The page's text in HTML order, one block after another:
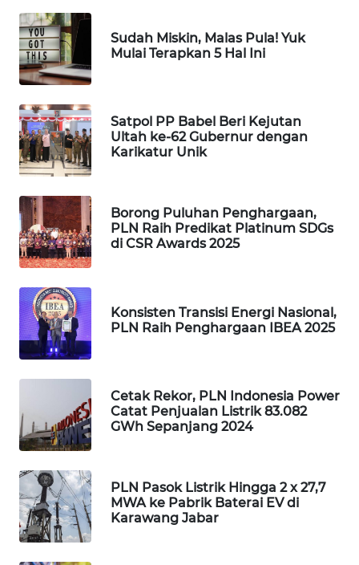
Sudah Miskin, Malas Pula! Yuk
Mulai Terapkan 5 Hal Ini
Satpol PP Babel Beri Kejutan
Ultah ke-62 Gubernur dengan
Karikatur Unik
Borong Puluhan Penghargaan,
PLN Raih Predikat Platinum SDGs
di CSR Awards 2025
Konsisten Transisi Energi Nasional,
PLN Raih Penghargaan IBEA 2025
Cetak Rekor, PLN Indonesia Power
Catat Penjualan Listrik 83.082
GWh Sepanjang 2024
PLN Pasok Listrik Hingga 2 x 27,7
MWA ke Pabrik Baterai EV di
Karawang Jabar
MKLI
LKKI
KOPEKLIN
PORTAL
KONSUMEN
ALPERKLINAS
TAMBANG
NEWS
SITUNGIR
NEWS
SIDIKALANG
NEWS